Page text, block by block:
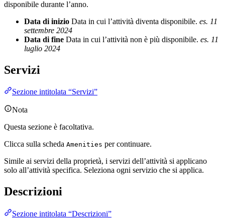
disponibile durante l’anno.
Data di inizio Data in cui l’attività diventa disponibile. es. 11
settembre 2024
Data di fine Data in cui l’attività non è più disponibile. es. 11
luglio 2024
Servizi
Sezione intitolata “Servizi”
Nota
Questa sezione è facoltativa.
Clicca sulla scheda Amenities per continuare.
Simile ai servizi della proprietà, i servizi dell’attività si applicano
solo all’attività specifica. Seleziona ogni servizio che si applica.
Descrizioni
Sezione intitolata “Descrizioni”